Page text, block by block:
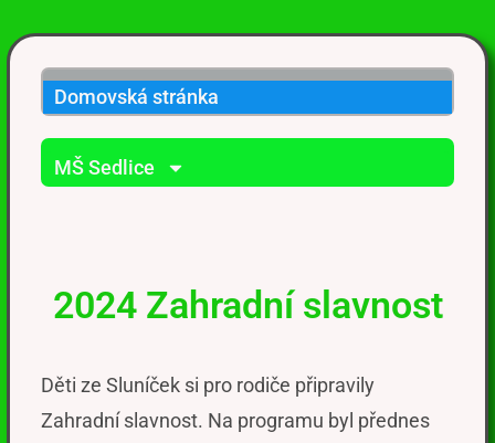
Domovská stránka
MŠ Sedlice
2024 Zahradní slavnost
Děti ze Sluníček si pro rodiče připravily
Zahradní slavnost. Na programu byl přednes